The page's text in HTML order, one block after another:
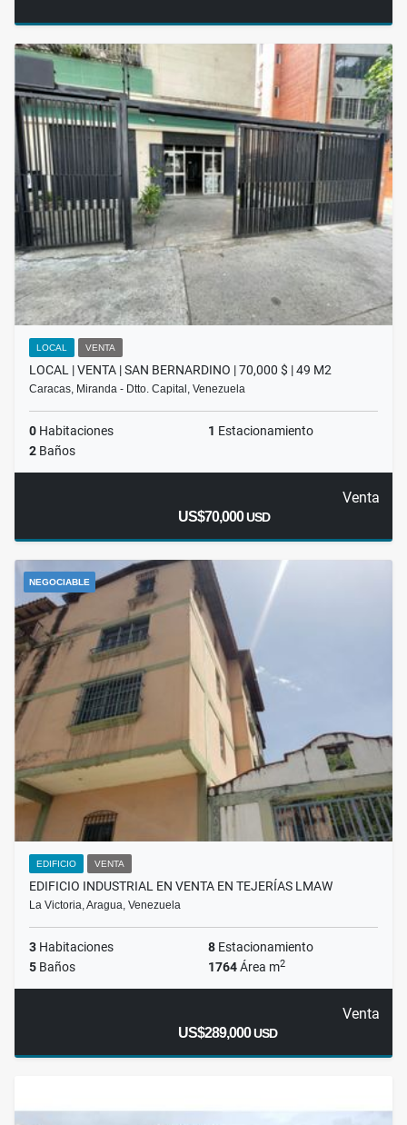
LOCAL VENTA
LOCAL | VENTA | SAN BERNARDINO | 70,000 $ | 49 M2
Caracas, Miranda - Dtto. Capital, Venezuela
0 Habitaciones 1 Estacionamiento
2 Baños
Venta
US$70,000USD
NEGOCIABLE
EDIFICIO VENTA
EDIFICIO INDUSTRIAL EN VENTA EN TEJERÍAS LMAW
La Victoria, Aragua, Venezuela
3 Habitaciones 8 Estacionamiento
5 Baños 1764Área m2
Venta
US$289,000USD